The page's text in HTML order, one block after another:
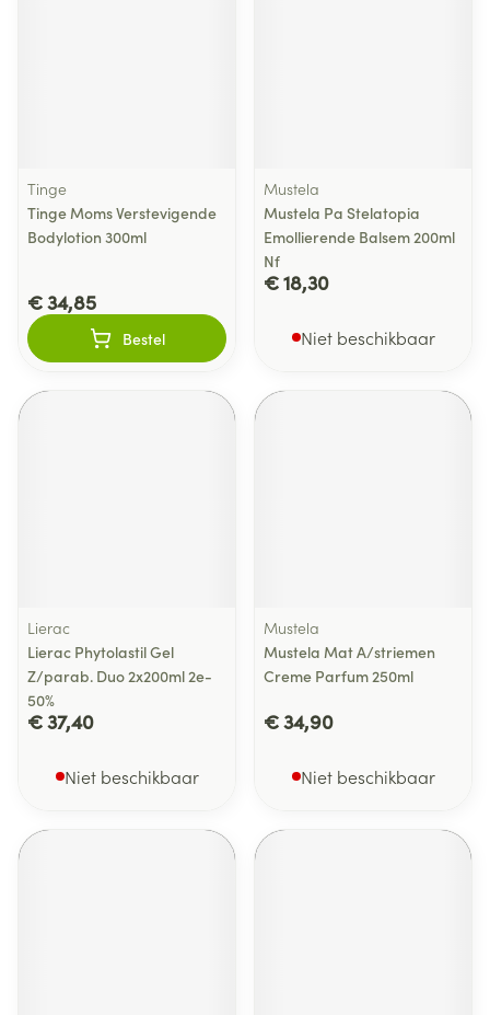
Tinge
Tinge Moms Verstevigende
Bodylotion 300ml
€ 34,85
Bestel
Mustela
Mustela Pa Stelatopia
Emollierende Balsem 200ml
Nf
€ 18,30
Niet beschikbaar
Lierac
Lierac Phytolastil Gel
Z/parab. Duo 2x200ml 2e-
50%
€ 37,40
Niet beschikbaar
Mustela
Mustela Mat A/striemen
Creme Parfum 250ml
€ 34,90
Niet beschikbaar